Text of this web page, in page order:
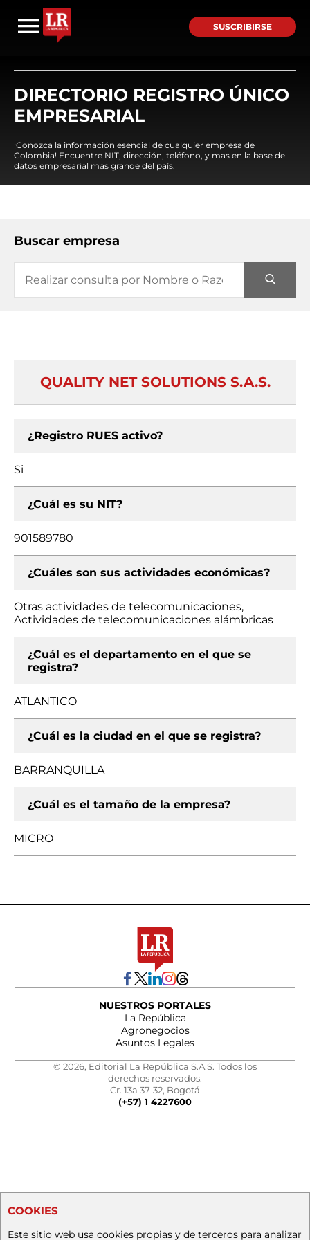
SUSCRIBIRSE
DIRECTORIO REGISTRO ÚNICO
EMPRESARIAL
¡Conozca la información esencial de cualquier empresa de
Colombia! Encuentre NIT, dirección, teléfono, y mas en la base de
datos empresarial mas grande del país.
Buscar empresa
QUALITY NET SOLUTIONS S.A.S.
¿Registro RUES activo?
Si
¿Cuál es su NIT?
901589780
¿Cuáles son sus actividades económicas?
Otras actividades de telecomunicaciones,
Actividades de telecomunicaciones alámbricas
¿Cuál es el departamento en el que se
registra?
ATLANTICO
¿Cuál es la ciudad en el que se registra?
BARRANQUILLA
¿Cuál es el tamaño de la empresa?
MICRO
NUESTROS PORTALES
La República
Agronegocios
Asuntos Legales
© 2026, Editorial La República S.A.S. Todos los
derechos reservados.
Cr. 13a 37-32, Bogotá
(+57) 1 4227600
COOKIES
Este sitio web usa cookies propias y de terceros para analizar